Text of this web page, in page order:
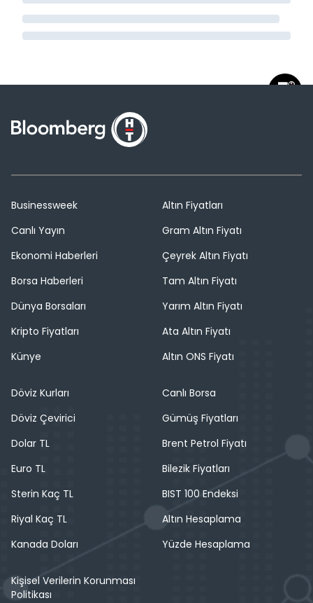
Businessweek
Canlı Yayın
Ekonomi Haberleri
Borsa Haberleri
Dünya Borsaları
Kripto Fiyatları
Künye
Altın Fiyatları
Gram Altın Fiyatı
Çeyrek Altın Fiyatı
Tam Altın Fiyatı
Yarım Altın Fiyatı
Ata Altın Fiyatı
Altın ONS Fiyatı
Döviz Kurları
Döviz Çevirici
Dolar TL
Euro TL
Sterin Kaç TL
Riyal Kaç TL
Kanada Doları
Canlı Borsa
Gümüş Fiyatları
Brent Petrol Fiyatı
Bilezik Fiyatları
BIST 100 Endeksi
Altın Hesaplama
Yüzde Hesaplama
Kişisel Verilerin Korunması
Politikası